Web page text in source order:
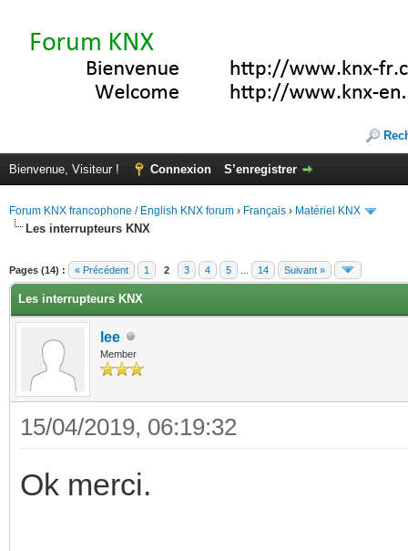
Bienvenue, Visiteur ! Connexion S’enregistrer
Forum KNX francophone / English KNX forum › Français › Matériel KNX
Les interrupteurs KNX
Pages (14) : « Précédent 1 2 3 4 5 14 Suivant »
Les interrupteurs KNX
lee
Member
15/04/2019, 06:19:32
Ok merci.